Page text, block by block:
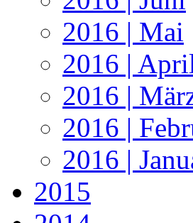
2016 | Mai
2016 |
2016 |
2016 |
2016 |
2015